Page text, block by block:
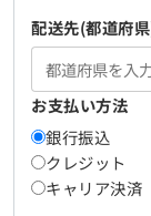
配送先(都道府
お支払い方法
銀行振込
クレジット
キャリア決済